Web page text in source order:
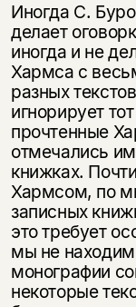
Иногда С.
делает
иногда и не
Хармса с
разных
игнорирует
прочтенные
отмечались
книжках.
Хармсом, по
записных
это требует
мы не
монографии
некоторые